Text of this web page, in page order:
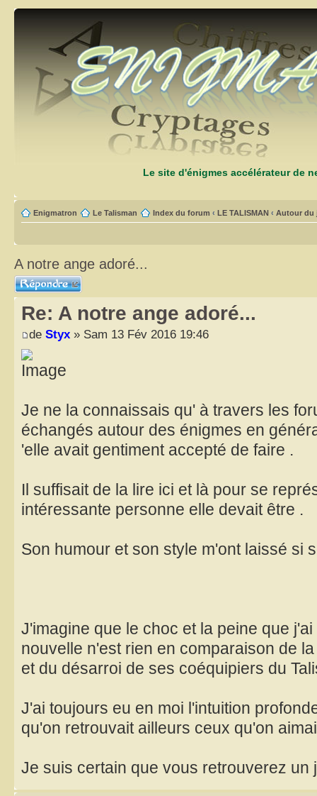
Le site d'énigmes accélérateur de
Enigmatron Le Talisman Index du forum ‹ LE TALISMAN ‹ Autour du
A notre ange adoré...
Répondre
Re: A notre ange adoré...
de Styx » Sam 13 Fév 2016 19:46
Je ne la connaissais qu' à travers les
échangés autour des énigmes en
'elle avait gentiment accepté de faire .
Il suffisait de la lire ici et là pour se
intéressante personne elle devait être .
Son humour et son style m'ont laissé si
J'imagine que le choc et la peine que
nouvelle n'est rien en comparaison de
et du désarroi de ses coéquipiers du
J'ai toujours eu en moi l'intuition
qu'on retrouvait ailleurs ceux qu'on
Je suis certain que vous retrouverez un